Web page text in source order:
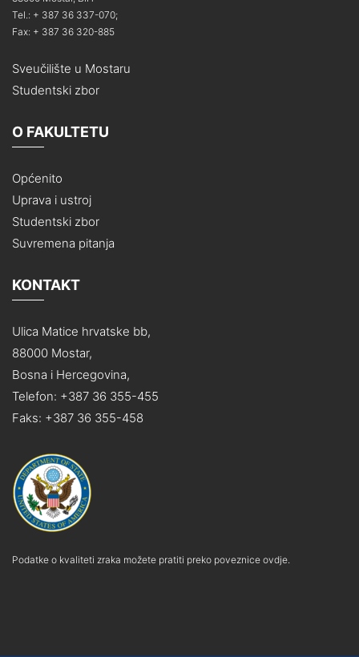
Tel.: + 387 36 337-070;
Fax: + 387 36 320-885
Sveučilište u Mostaru
Studentski zbor
O FAKULTETU
Općenito
Uprava i ustroj
Studentski zbor
Suvremena pitanja
KONTAKT
Ulica Matice hrvatske bb,
88000 Mostar,
Bosna i Hercegovina,
Telefon: +387 36 355-455
Faks: +387 36 355-458
Podatke o kvaliteti zraka možete pratiti preko poveznice ovdje.